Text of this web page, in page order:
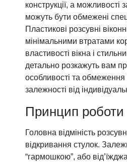
конструкції, а можливості
можуть бути обмежені
Пластикові розсувні
мінімальними втратами
властивості вікна і
детально розкажуть вам
особливості та обмеження
залежності від
Принцип роботи
Головна відміність
відкривання стулок.
“гармошкою”, або